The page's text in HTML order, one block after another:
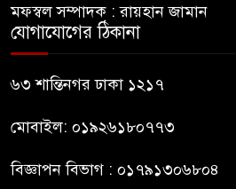
সুযোগ
মফস্বল সম্পাদক : রায়হান জামান
যোগাযোগের ঠিকানা
৬৩ শান্তিনগর ঢাকা ১২১৭
মোবাইল: ০১৯২৬১৮০৭৭৩
বিজ্ঞাপন বিভাগ : ০১৭৯১৩০৬৮০৪